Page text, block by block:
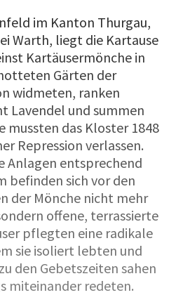
im Kanton Thurgau,
Warth, liegt die Kartause
Kartäusermönche in
Gärten der
widmeten, ranken
Lavendel und summen
mussten das Kloster 1848
Repression verlassen.
Anlagen entsprechend
befinden sich vor den
der Mönche nicht mehr
offene, terrassierte
pflegten eine radikale
sie isoliert lebten und
den Gebetszeiten sahen
miteinander redeten.